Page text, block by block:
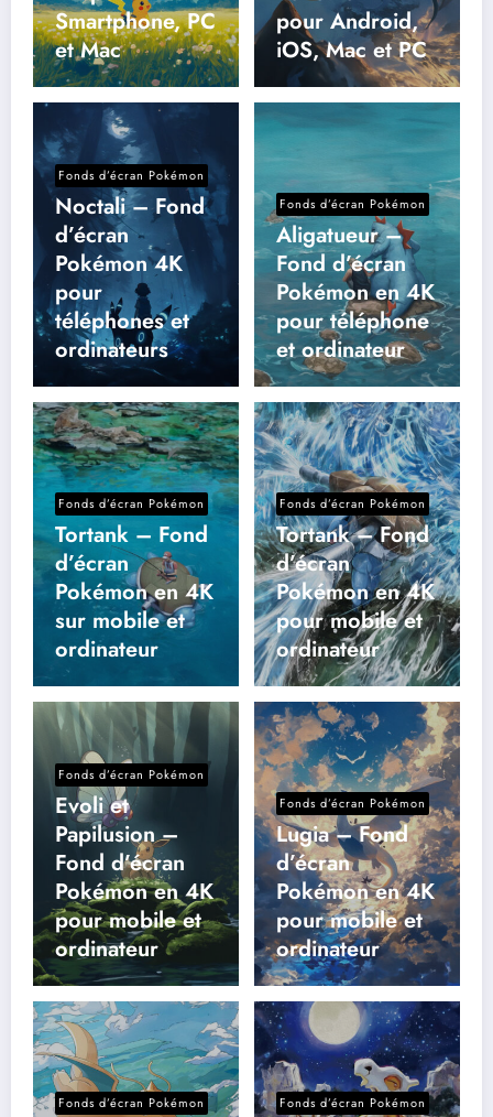
Smartphone, PC
et Mac
pour Android,
iOS, Mac et PC
Fonds d’écran Pokémon
Noctali – Fond
d’écran
Pokémon 4K
pour
téléphones et
ordinateurs
Fonds d’écran Pokémon
Aligatueur –
Fond d’écran
Pokémon en 4K
pour téléphone
et ordinateur
Fonds d’écran Pokémon
Tortank – Fond
d’écran
Pokémon en 4K
sur mobile et
ordinateur
Fonds d’écran Pokémon
Tortank – Fond
d’écran
Pokémon en 4K
pour mobile et
ordinateur
Fonds d’écran Pokémon
Evoli et
Papilusion –
Fond d’écran
Pokémon en 4K
pour mobile et
ordinateur
Fonds d’écran Pokémon
Lugia – Fond
d’écran
Pokémon en 4K
pour mobile et
ordinateur
Fonds d’écran Pokémon Fonds d’écran Pokémon